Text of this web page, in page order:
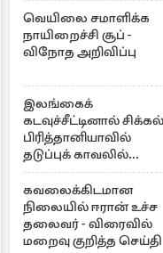
வெயிலை சமாளிக்க
நாயிறைச்சி சூப் -
விநோத அறிவிப்பு
இலங்கைக்
கடவுச்சீட்டினால்
பிரித்தானியாவில்
தடுப்புக் காவலில்
முன்னாள் எம்.பி!
கவலைக்கிடமான
நிலையில் ஈரான் உச்ச
தலைவர் - விரைவில்
மறைவு குறித்த செய்தி